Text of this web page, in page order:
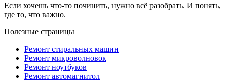
Если хочешь что-то починить, нужно всё разобрать. И понять,
где то, что важно.
Полезные страницы
Ремонт стиральных машин
Ремонт микроволновок
Ремонт ноутбуков
Ремонт автомагнитол